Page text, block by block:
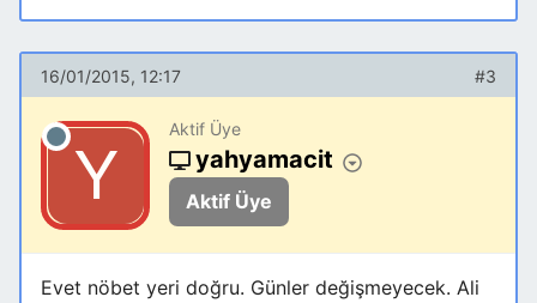
16/01/2015, 12:17 #3
Aktif Üye
yahyamacit
Aktif Üye
Evet nöbet yeri doğru. Günler değişmeyecek. Ali